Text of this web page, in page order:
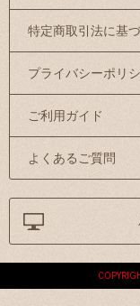
特定商取引法に基
プライバシーポリ
ご利用ガイド
よくあるご質問